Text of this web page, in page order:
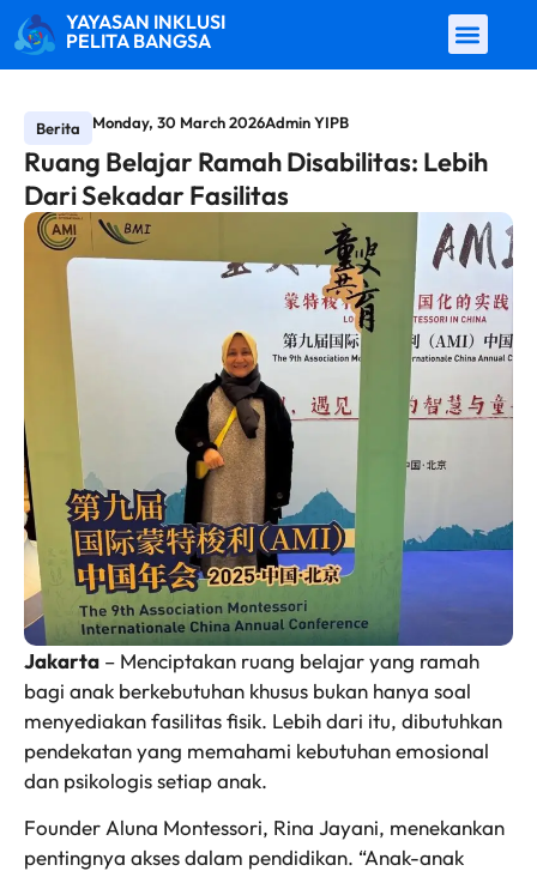
YAYASAN INKLUSI
PELITA BANGSA
Berita Monday, 30 March 2026Admin YIPB
Ruang Belajar Ramah Disabilitas: Lebih
Dari Sekadar Fasilitas
Jakarta – Menciptakan ruang belajar yang ramah
bagi anak berkebutuhan khusus bukan hanya soal
menyediakan fasilitas fisik. Lebih dari itu, dibutuhkan
pendekatan yang memahami kebutuhan emosional
dan psikologis setiap anak.
Founder Aluna Montessori, Rina Jayani, menekankan
pentingnya akses dalam pendidikan. “Anak-anak